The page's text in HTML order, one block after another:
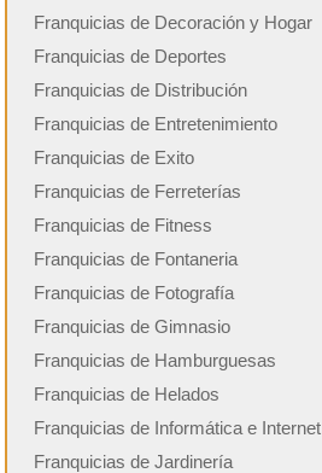
Franquicias de Decoración y Hogar
Franquicias de Deportes
Franquicias de Distribución
Franquicias de Entretenimiento
Franquicias de Exito
Franquicias de Ferreterías
Franquicias de Fitness
Franquicias de Fontaneria
Franquicias de Fotografía
Franquicias de Gimnasio
Franquicias de Hamburguesas
Franquicias de Helados
Franquicias de Informática e Internet
Franquicias de Jardinería